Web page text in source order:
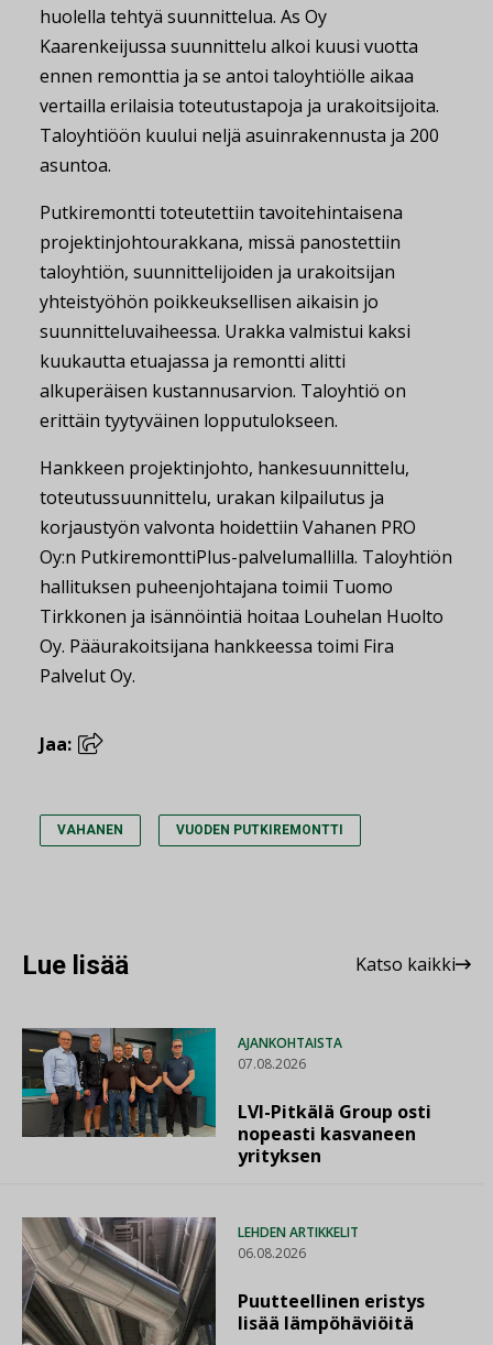
huolella tehtyä suunnittelua. As Oy
Kaarenkeijussa suunnittelu alkoi kuusi vuotta
ennen remonttia ja se antoi taloyhtiölle aikaa
vertailla erilaisia toteutustapoja ja urakoitsijoita.
Taloyhtiöön kuului neljä asuinrakennusta ja 200
asuntoa.
Putkiremontti toteutettiin tavoitehintaisena
projektinjohtourakkana, missä panostettiin
taloyhtiön, suunnittelijoiden ja urakoitsijan
yhteistyöhön poikkeuksellisen aikaisin jo
suunnitteluvaiheessa. Urakka valmistui kaksi
kuukautta etuajassa ja remontti alitti
alkuperäisen kustannusarvion. Taloyhtiö on
erittäin tyytyväinen lopputulokseen.
Hankkeen projektinjohto, hankesuunnittelu,
toteutussuunnittelu, urakan kilpailutus ja
korjaustyön valvonta hoidettiin Vahanen PRO
Oy:n PutkiremonttiPlus-palvelumallilla. Taloyhtiön
hallituksen puheenjohtajana toimii Tuomo
Tirkkonen ja isännöintiä hoitaa Louhelan Huolto
Oy. Pääurakoitsijana hankkeessa toimi Fira
Palvelut Oy.
Jaa:
VAHANEN VUODEN PUTKIREMONTTI
Lue lisää Katso kaikki
AJANKOHTAISTA
07.08.2026
LVI-Pitkälä Group osti
nopeasti kasvaneen
yrityksen
LEHDEN ARTIKKELIT
06.08.2026
Puutteellinen eristys
lisää lämpöhäviöitä